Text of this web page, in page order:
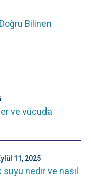
Bilinen
ve vücuda
11, 2025
suyu nedir ve nasıl